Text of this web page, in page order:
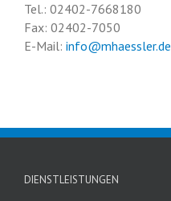
Tel.: 02402-7668180
Fax: 02402-7050
E-Mail: info@mhaessler.de
DIENSTLEISTUNGEN